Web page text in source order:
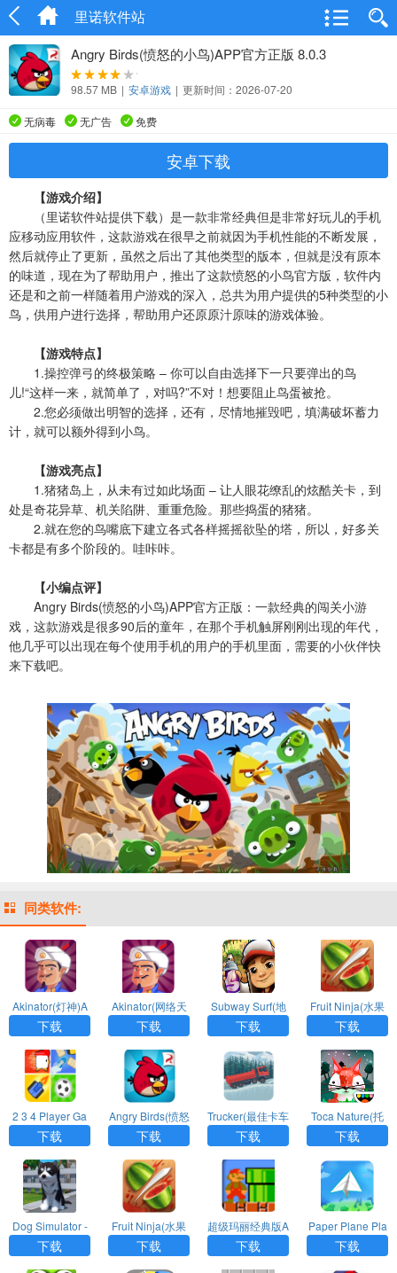
里诺软件站
Angry Birds(愤怒的小鸟)APP官方正版 8.0.3
98.57 MB | 安卓游戏 | 更新时间：2026-07-20
无病毒 无广告 免费
安卓下载
【游戏介绍】
（里诺软件站提供下载）是一款非常经典但是非常好玩儿的手机
应移动应用软件，这款游戏在很早之前就因为手机性能的不断发展，
然后就停止了更新，虽然之后出了其他类型的版本，但就是没有原本
的味道，现在为了帮助用户，推出了这款愤怒的小鸟官方版，软件内
还是和之前一样随着用户游戏的深入，总共为用户提供的5种类型的小
鸟，供用户进行选择，帮助用户还原原汁原味的游戏体验。
【游戏特点】
1.操控弹弓的终极策略 – 你可以自由选择下一只要弹出的鸟
儿!“这样一来，就简单了，对吗?”不对！想要阻止鸟蛋被抢。
2.您必须做出明智的选择，还有，尽情地摧毁吧，填满破坏蓄力
计，就可以额外得到小鸟。
【游戏亮点】
1.猪猪岛上，从未有过如此场面 – 让人眼花缭乱的炫酷关卡，到
处是奇花异草、机关陷阱、重重危险。那些捣蛋的猪猪。
2.就在您的鸟嘴底下建立各式各样摇摇欲坠的塔，所以，好多关
卡都是有多个阶段的。哇咔咔。
【小编点评】
Angry Birds(愤怒的小鸟)APP官方正版：一款经典的闯关小游
戏，这款游戏是很多90后的童年，在那个手机触屏刚刚出现的年代，
他几乎可以出现在每个使用手机的用户的手机里面，需要的小伙伴快
来下载吧。
同类软件:
Akinator(灯神)A
PP
下载
Akinator(网络天
才)APP最新版
下载
Subway Surf(地
铁跑酷)APP破解
版
下载
Fruit Ninja(水果
忍者)APP官方版
下载
下载
2 3 4 Player Ga
mes(二三四人小
迷你)APP
下载
Angry Birds(愤怒
的小鸟)APP
下载
Trucker(最佳卡车
司机)APP
下载
Toca Nature(托
卡大自然)APP官
方版
下载
Dog Simulator -
(动物游戏)APP
下载
Fruit Ninja(水果
忍者）APP
下载
超级玛丽经典版A
PP
下载
Paper Plane Pla
net(纸飞机星球)
APP
下载